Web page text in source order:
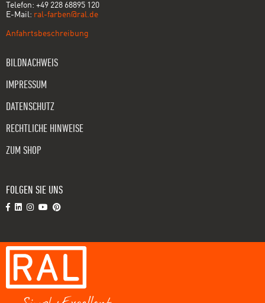
Telefon: +49 228 68895 120
E-Mail: ral-farben@ral.de
Anfahrtsbeschreibung
BILDNACHWEIS
IMPRESSUM
DATENSCHUTZ
RECHTLICHE HINWEISE
ZUM SHOP
FOLGEN SIE UNS